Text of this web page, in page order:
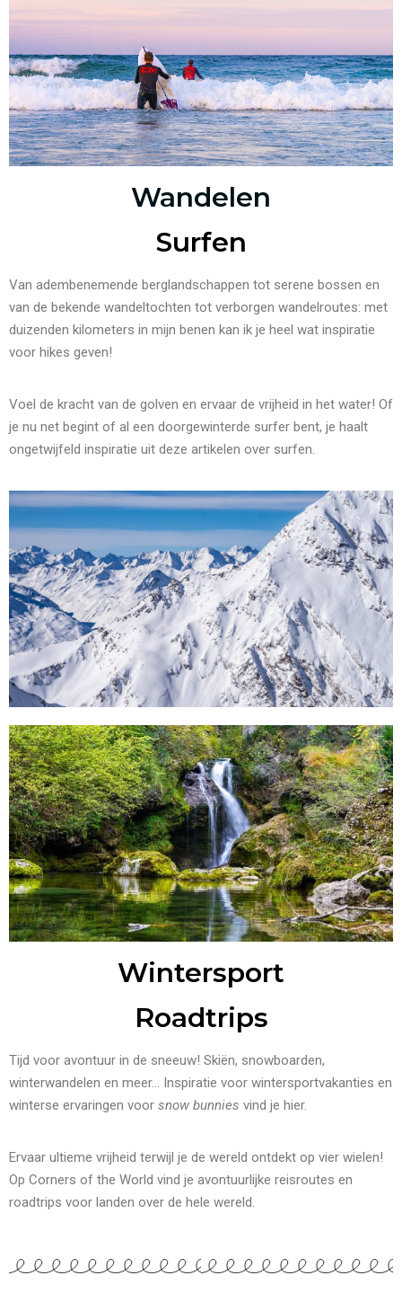
Wandelen
Surfen
Van adembenemende berglandschappen tot serene bossen en
van de bekende wandeltochten tot verborgen wandelroutes: met
duizenden kilometers in mijn benen kan ik je heel wat inspiratie
voor hikes geven!
Voel de kracht van de golven en ervaar de vrijheid in het water! Of
je nu net begint of al een doorgewinterde surfer bent, je haalt
ongetwijfeld inspiratie uit deze artikelen over surfen.
Wintersport
Roadtrips
Tijd voor avontuur in de sneeuw! Skiën, snowboarden,
winterwandelen en meer… Inspiratie voor wintersportvakanties en
winterse ervaringen voor snow bunnies vind je hier.
Ervaar ultieme vrijheid terwijl je de wereld ontdekt op vier wielen!
Op Corners of the World vind je avontuurlijke reisroutes en
roadtrips voor landen over de hele wereld.